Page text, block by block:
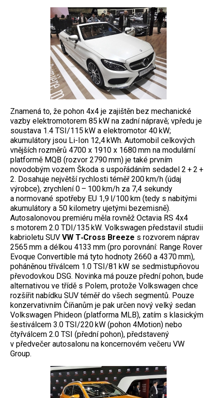
Znamená to, že pohon 4x4 je zajištěn bez mechanické
vazby elektromotorem 85 kW na zadní nápravě; vpředu je
soustava 1.4 TSI/115 kW a elektromotor 40 kW;
akumulátory jsou Li-Ion 12,4 kWh. Automobil celkových
vnějších rozměrů 4700 x 1910 x 1680 mm na modulární
platformě MQB (rozvor 2790 mm) je také prvním
novodobým vozem Škoda s uspořádáním sedadel 2 + 2 +
2. Dosahuje největší rychlosti téměř 200 km/h (údaj
výrobce), zrychlení 0 – 100 km/h za 7,4 sekundy
a normované spotřeby EU 1,9 l/100 km (tedy s nabitými
akumulátory a 50 kilometry ujetými bezemisně).
Autosalonovou premiéru měla rovněž Octavia RS 4x4
s motorem 2.0 TDI/135 kW. Volkswagen představil studii
kabrioletu SUV VW T‑Cross Breeze s rozvorem náprav
2565 mm a délkou 4133 mm (pro porovnání: Range Rover
Evoque Convertible má tyto hodnoty 2660 a 4370 mm),
poháněnou tříválcem 1.0 TSI/81 kW se sedmistupňovou
převodovkou DSG. Novinka má pouze přední pohon, bude
alternativou ve třídě s Polem, protože Volkswagen chce
rozšířit nabídku SUV téměř do všech segmentů. Pouze
konzervativním Číňanům je pak určen nový velký sedan
Volkswagen Phideon (platforma MLB), zatím s klasickým
šestiválcem 3.0 TSI/220 kW (pohon 4Motion) nebo
čtyřválcem 2.0 TSI (přední pohon), představený
v předvečer autosalonu na koncernovém večeru VW
Group.